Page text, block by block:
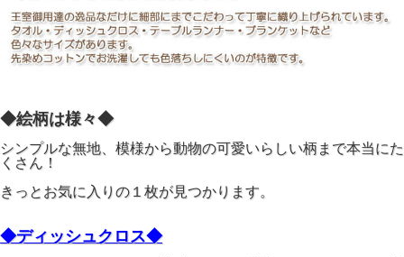
◆絵柄は様々◆
シンプルな無地、模様から動物の可愛いらしい柄まで本当にた
くさん！
きっとお気に入りの１枚が見つかります。
◆ディッシュクロス◆